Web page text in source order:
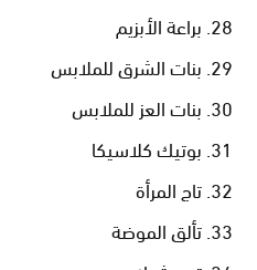
براعة الأبزيم
بنات الشرق للملابس
بنات العز للملابس
بوتيك كلاسيكا
تاج المرأة
تألق الموضة